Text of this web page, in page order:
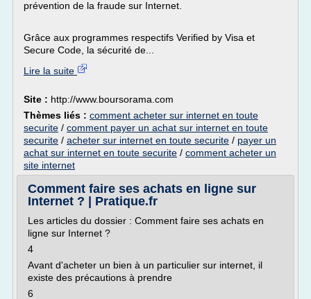
prévention de la fraude sur Internet.
Grâce aux programmes respectifs Verified by Visa et
Secure Code, la sécurité de...
Lire la suite
Site : http://www.boursorama.com
Thèmes liés : comment acheter sur internet en toute
securite / comment payer un achat sur internet en toute
securite / acheter sur internet en toute securite / payer un
achat sur internet en toute securite / comment acheter un
site internet
Comment faire ses achats en ligne sur
Internet ? | Pratique.fr
Les articles du dossier : Comment faire ses achats en
ligne sur Internet ?
4
Avant d'acheter un bien à un particulier sur internet, il
existe des précautions à prendre
6